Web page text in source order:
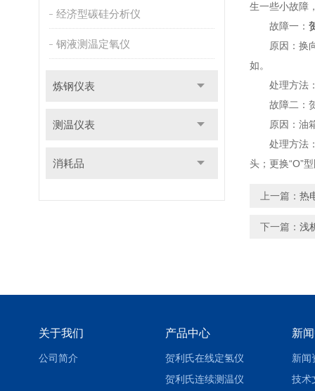
经济型碳硅分析仪
钢液测温定氧仪
炼钢仪表
测温仪表
消耗品
生一些小故障
故障一：
原因：换向
如。
处理方法：
故障二：贺
原因：油箱
处理方法
头；更换“O”
上一篇： 热
下一篇： 浅
关于我们
公司简介
产品中心
贺利氏在线定氢仪
贺利氏连续测温仪
新
新闻
技术